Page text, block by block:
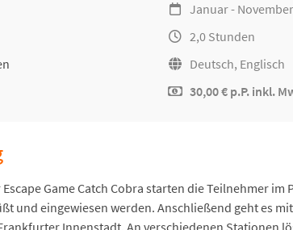
Januar - November
2,0 Stunden
Deutsch, Englisch
30,00 € p.P. inkl.
Game Catch Cobra starten die Teilnehmer
und eingewiesen werden. Anschließend geht es
Innenstadt. An verschiedenen Stationen